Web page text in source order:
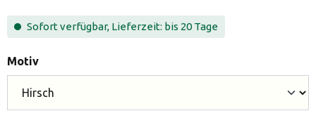
Sofort verfügbar, Lieferzeit: bis 20 Tage
Motivauswählen